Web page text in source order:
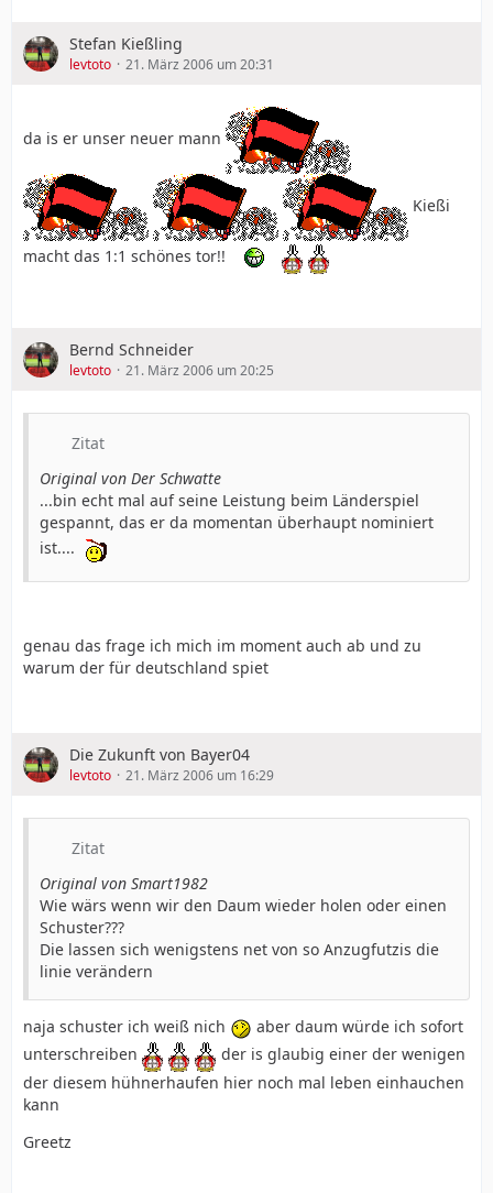
Stefan Kießling
levtoto 21. März 2006 um 20:31
da is er unser neuer mann
Kießi
macht das 1:1 schönes tor!!
Bernd Schneider
levtoto 21. März 2006 um 20:25
Zitat
Original von Der Schwatte
...bin echt mal auf seine Leistung beim Länderspiel
gespannt, das er da momentan überhaupt nominiert
ist....
genau das frage ich mich im moment auch ab und zu
warum der für deutschland spiet
Die Zukunft von Bayer04
levtoto 21. März 2006 um 16:29
Zitat
Original von Smart1982
Wie wärs wenn wir den Daum wieder holen oder einen
Schuster???
Die lassen sich wenigstens net von so Anzugfutzis die
linie verändern
naja schuster ich weiß nich
aber daum würde ich sofort
unterschreiben
der is glaubig einer der wenigen
der diesem hühnerhaufen hier noch mal leben einhauchen
kann
Greetz